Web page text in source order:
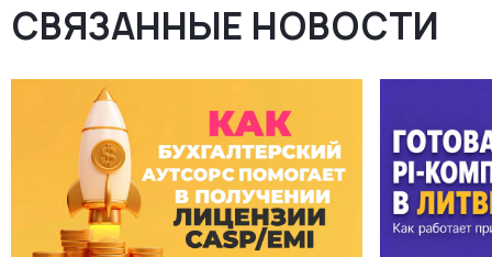
СВЯЗАННЫЕ НОВОСТИ